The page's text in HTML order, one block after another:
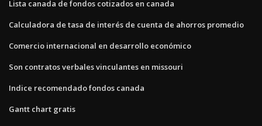
Lista canada de fondos cotizados en canada
Calculadora de tasa de interés de cuenta de ahorros promedio
Comercio internacional en desarrollo económico
Son contratos verbales vinculantes en missouri
Indice recomendado fondos canada
Gantt chart gratis